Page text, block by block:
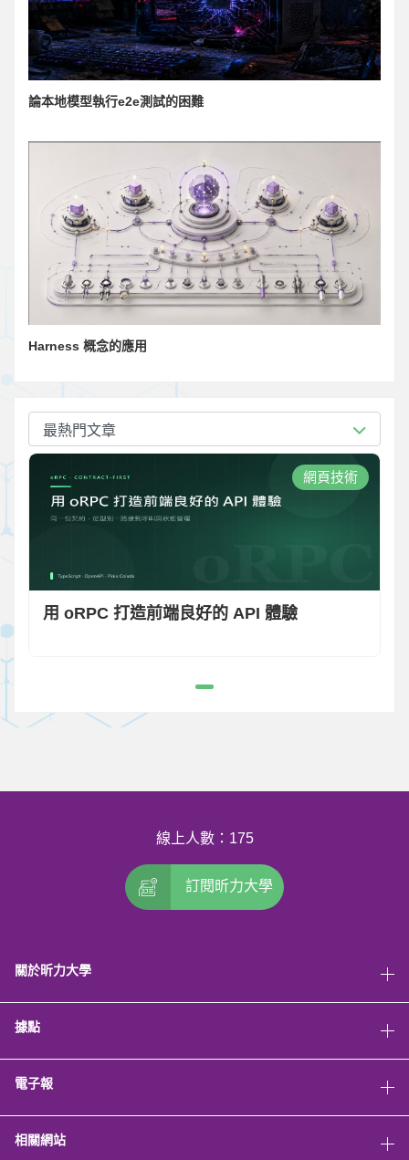
論本地模型執行e2e測試的困難
Harness 概念的應用
最熱門文章
網頁技術
用 oRPC 打造前端良好的 API 體驗
線上人數：175
訂閱昕力大學
關於昕力大學
據點
電子報
相關網站